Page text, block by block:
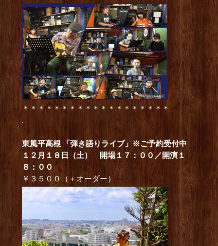
＊＊＊＊＊＊＊＊＊＊＊＊＊＊＊＊＊＊＊
.
東風平高根 「弾き語りライブ」 ※ご予約受付中
１２月１８日（土） 開場１７：００／開演１
８：００
￥３５００（＋オーダー）